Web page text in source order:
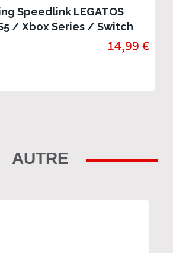
Speedlink LEGATOS
/ Xbox Series / Switch
14,99 €
AUTRE